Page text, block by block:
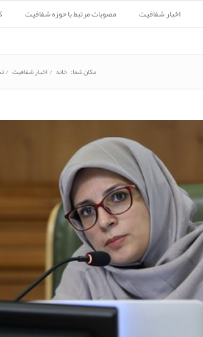
اخبار شفافیت مصوبات مرتبط با حوزه شفافیت
مکان شما: خانه / اخبار شفافیت /